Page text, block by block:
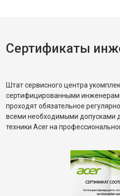
Сертификаты
Штат сервисного центра
сертифицированными
проходят обязательное
всеми необходимыми допусками
техники Acer на